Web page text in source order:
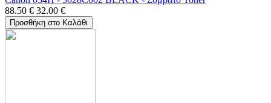
88.50 € 32.00 €
Προσθήκη στο Καλάθι